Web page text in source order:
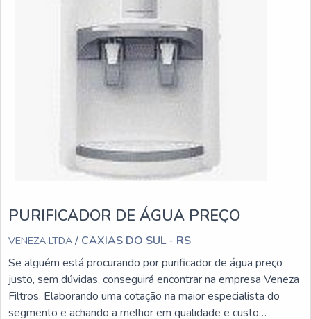
PURIFICADOR DE ÁGUA PREÇO
VENEZA LTDA / CAXIAS DO SUL - RS
Se alguém está procurando por purificador de água preço
justo, sem dúvidas, conseguirá encontrar na empresa Veneza
Filtros. Elaborando uma cotação na maior especialista do
segmento e achando a melhor em qualidade e custo